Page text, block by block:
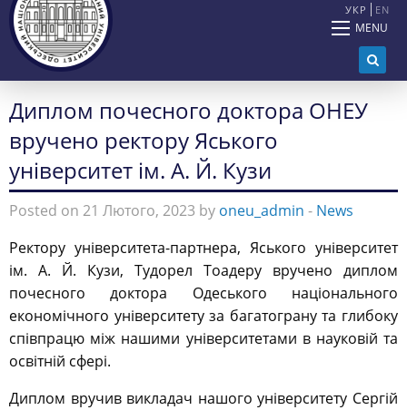
УКР EN
MENU
Диплом почесного доктора ОНЕУ
вручено ректору Яського
університет ім. А. Й. Кузи
Posted on 21 Лютого, 2023 by oneu_admin - News
Ректору університета-партнера, Яського університет
ім. А. Й. Кузи, Тудорел Тоадеру вручено диплом
почесного доктора Одеського національного
економічного університету за багатограну та глибоку
співпрацю між нашими університетами в науковій та
освітній сфері.
Диплом вручив викладач нашого університету Сергій